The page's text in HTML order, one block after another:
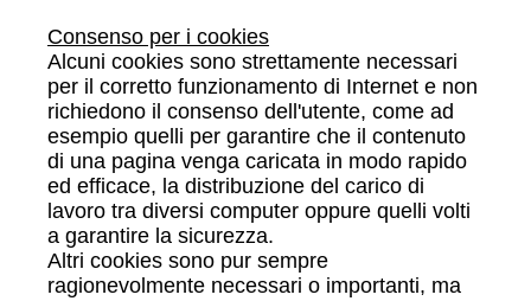
Consenso per i cookies
Alcuni cookies sono strettamente necessari
per il corretto funzionamento di Internet e non
richiedono il consenso dell'utente, come ad
esempio quelli per garantire che il contenuto
di una pagina venga caricata in modo rapido
ed efficace, la distribuzione del carico di
lavoro tra diversi computer oppure quelli volti
a garantire la sicurezza.
Altri cookies sono pur sempre
ragionevolmente necessari o importanti, ma